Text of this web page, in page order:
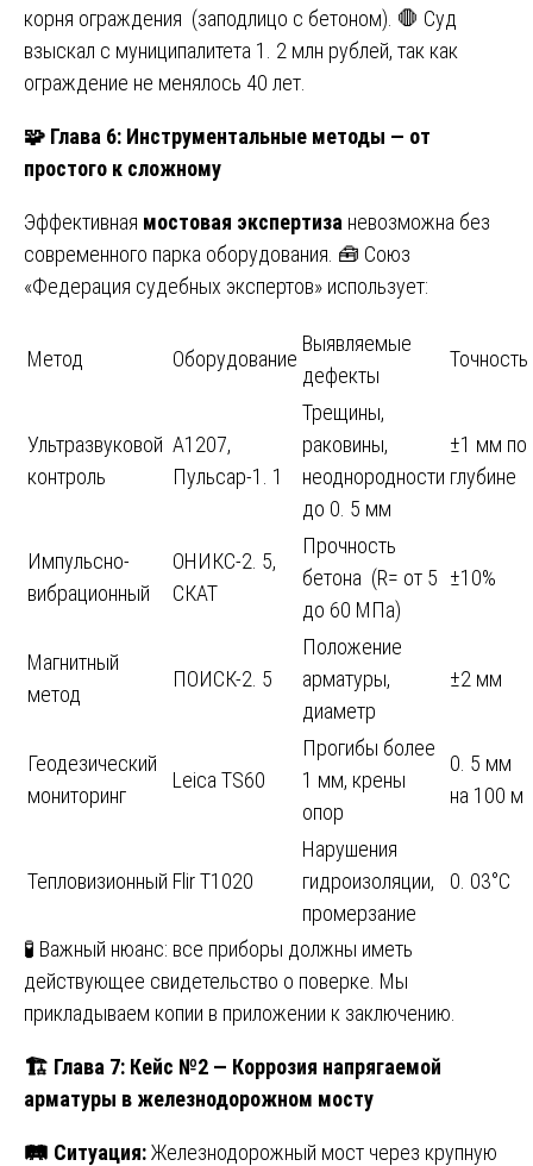
корня ограждения (заподлицо с бетоном). 🛑 Суд
взыскал с муниципалитета 1. 2 млн рублей, так как
ограждение не менялось 40 лет.
🧩 Глава 6: Инструментальные методы — от
простого к сложному
Эффективная мостовая экспертиза невозможна без
современного парка оборудования. 🧰 Союз
«Федерация судебных экспертов» использует:
Метод Оборудование
Выявляемые
дефекты
Точность
Ультразвуковой
контроль
А1207,
Пульсар-1. 1
Трещины,
раковины,
неоднородности
до 0. 5 мм
±1 мм по
глубине
Импульсно-
вибрационный
ОНИКС-2. 5,
СКАТ
Прочность
бетона (R= от 5
до 60 МПа)
±10%
Магнитный
метод
ПОИСК-2. 5
Положение
арматуры,
диаметр
±2 мм
Геодезический
мониторинг
Leica TS60
Прогибы более
1 мм, крены
опор
0. 5 мм
на 100 м
Тепловизионный Flir T1020
Нарушения
гидроизоляции,
промерзание
0. 03°C
🧪 Важный нюанс: все приборы должны иметь
действующее свидетельство о поверке. Мы
прикладываем копии в приложении к заключению.
🏗 ️ Глава 7: Кейс №2 — Коррозия напрягаемой
арматуры в железнодорожном мосту
🛤 ️ Ситуация:Железнодорожный мост через крупную